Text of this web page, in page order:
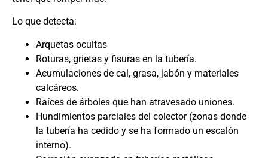
Lo que detecta:
Arquetas ocultas
Roturas, grietas y fisuras en la tubería.
Acumulaciones de cal, grasa, jabón y materiales
calcáreos.
Raíces de árboles que han atravesado uniones.
Hundimientos parciales del colector (zonas donde
la tubería ha cedido y se ha formado un escalón
interno).